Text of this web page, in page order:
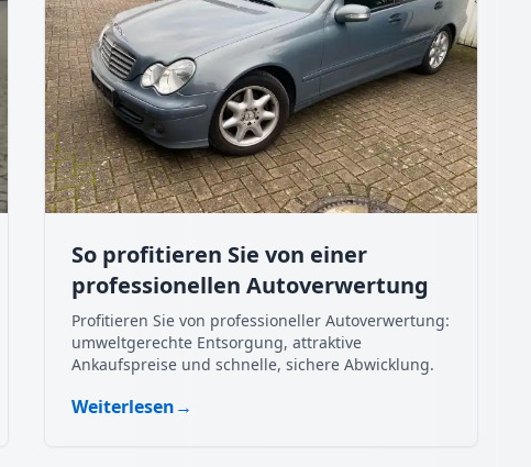
So profitieren Sie von einer
professionellen Autoverwertung
Profitieren Sie von professioneller Autoverwertung:
umweltgerechte Entsorgung, attraktive
Ankaufspreise und schnelle, sichere Abwicklung.
Weiterlesen→